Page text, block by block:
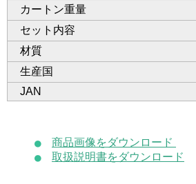
カートン重量
セット内容
材質
生産国
JAN
商品画像をダウンロード
取扱説明書をダウンロード